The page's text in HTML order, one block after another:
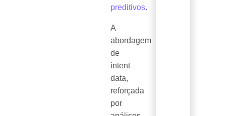
preditivos.
A
abordagem
de
intent
data,
reforçada
por